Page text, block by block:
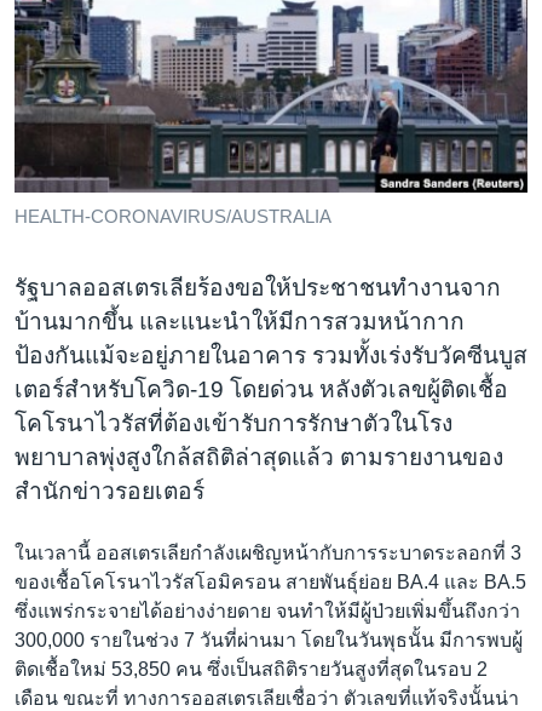
ค้นหา
ไลฟ์สไตล์
ตรวจสอบข่าว
เรียนรู้ภาษาอังกฤษ
ติดตามเรา
เลือกภาษา
HEALTH-CORONAVIRUS/AUSTRALIA
รัฐบาลออสเตรเลียร้องขอให้ประชาชนทำงานจาก
บ้านมากขึ้น และแนะนำให้มีการสวมหน้ากาก
ป้องกันแม้จะอยู่ภายในอาคาร รวมทั้งเร่งรับวัคซีนบูส
เตอร์สำหรับโควิด-19 โดยด่วน หลังตัวเลขผู้ติดเชื้อ
โคโรนาไวรัสที่ต้องเข้ารับการรักษาตัวในโรง
พยาบาลพุ่งสูงใกล้สถิติล่าสุดแล้ว ตามรายงานของ
สำนักข่าวรอยเตอร์
ในเวลานี้ ออสเตรเลียกำลังเผชิญหน้ากับการระบาดระลอกที่ 3
ของเชื้อโคโรนาไวรัสโอมิครอน สายพันธุ์ย่อย BA.4 และ BA.5
ซึ่งแพร่กระจายได้อย่างง่ายดาย จนทำให้มีผู้ป่วยเพิ่มขึ้นถึงกว่า
300,000 รายในช่วง 7 วันที่ผ่านมา โดยในวันพุธนั้น มีการพบผู้
ติดเชื้อใหม่ 53,850 คน ซึ่งเป็นสถิติรายวันสูงที่สุดในรอบ 2
เดือน ขณะที่ ทางการออสเตรเลียเชื่อว่า ตัวเลขที่แท้จริงนั้นน่า